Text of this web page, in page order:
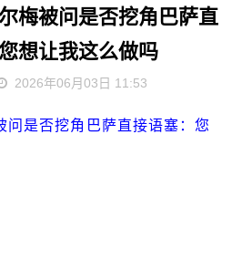
梅被问是否挖角巴萨直
想让我这么做吗
2026年06月03日 11:53
问是否挖角巴萨直接语塞：您